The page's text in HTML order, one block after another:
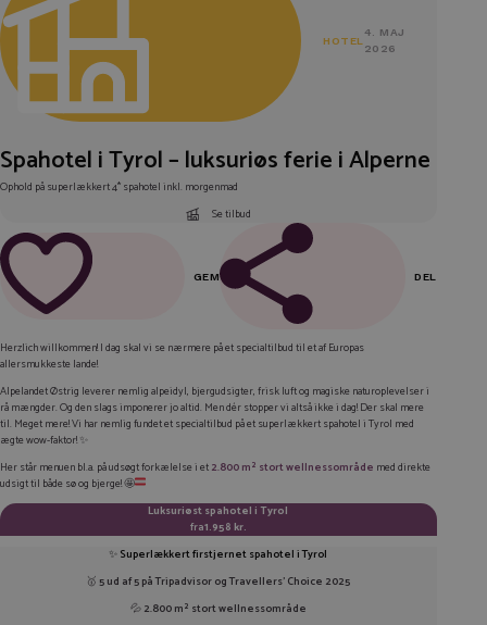
HOTEL
4. MAJ
2026
Spahotel i Tyrol – luksuriøs ferie i Alperne
Ophold på superlækkert 4* spahotel inkl. morgenmad
Se tilbud
GEM DEL
TWITTER
Herzlich willkommen!I dag skal vi se nærmere på et specialtilbud til et af Europas
allersmukkeste lande!
Alpelandet Østrig leverer nemlig alpeidyl, bjergudsigter, frisk luft og magiske naturoplevelser i
rå mængder. Og den slags imponerer jo altid. Men dér stopper vi altså ikke i dag! Der skal mere
til. Meget mere! Vi har nemlig fundet et specialtilbud på et superlækkert spahotel i Tyrol med
ægte wow-faktor! ✨
Her står menuen bl.a. på udsøgt forkælelse i et2.800 m² stort wellnessområde med direkte
udsigt til både sø og bjerge! 🤩
Luksuriøst spahotel i Tyrol
fra1.958 kr.
✨Superlækkert firstjernet spahotel i Tyrol
🥇5 ud af 5 på Tripadvisor og Travellers’ Choice 2025
💦2.800 m² stort wellnessområde